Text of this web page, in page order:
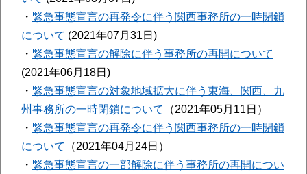
・ 緊急事態宣言の再発令に伴う関西事務所の一時閉鎖
について (2021年07月31日)
・ 緊急事態宣言の解除に伴う事務所の再開について
(2021年06月18日)
・ 緊急事態宣言の対象地域拡大に伴う東海、関西、九
州事務所の一時閉鎖について （2021年05月11日）
・ 緊急事態宣言の再発令に伴う関西事務所の一時閉鎖
について （2021年04月24日）
・ 緊急事態宣言の一部解除に伴う事務所の再開につい